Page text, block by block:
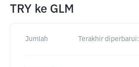
TRY ke GLM
Jumlah Terakhir diperbarui: